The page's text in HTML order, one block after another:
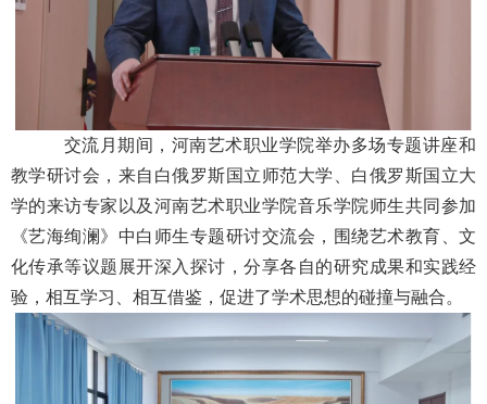
交流月期间，河南艺术职业学院举办多场专题讲座和
教学研讨会，来自白俄罗斯国立师范大学、白俄罗斯国立大
学的来访专家以及河南艺术职业学院音乐学院师生共同参加
《艺海绚澜》中白师生专题研讨交流会，围绕艺术教育、文
化传承等议题展开深入探讨，分享各自的研究成果和实践经
验，相互学习、相互借鉴，促进了学术思想的碰撞与融合。